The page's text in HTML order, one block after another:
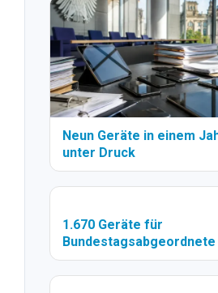
Neun Geräte in einem
unter Druck
1.670 Geräte für
Bundestagsabgeordnete